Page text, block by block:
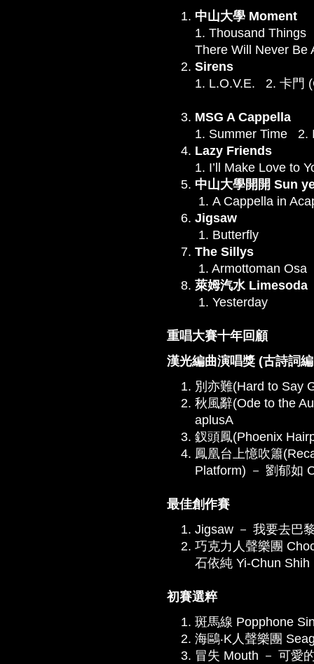
中山大學 Moment
1. Thousand
There Will Never Be
Sirens
1. L.O.V.E. 2. 卡門
MSG A Cappella
1. Summer Time 2.
Lazy Friends
1. I’ll Make Love to
中山大學開開 Sun
1. A Cappella in
Jigsaw
1. Butterfly
The Sillys
1. Armottoman Osa
萊姆汽水 Limesoda
1. Yesterday
重唱大賽十年回顧
漢光編曲演唱獎 (古詩詞
別亦難(Hard to Say
秋風辭(Ode to the
aplusA
釵頭鳳(Phoenix
鳳凰台上憶吹簫
Platform) － 劉郁如
最佳創作賽
Jigsaw － 我要去巴
巧克力人聲樂團
石依純 Yi-Chun Shih
初賽選粹
斑馬線 Popphone
海鷗‧K人聲樂團
冒失 Mouth － 可愛